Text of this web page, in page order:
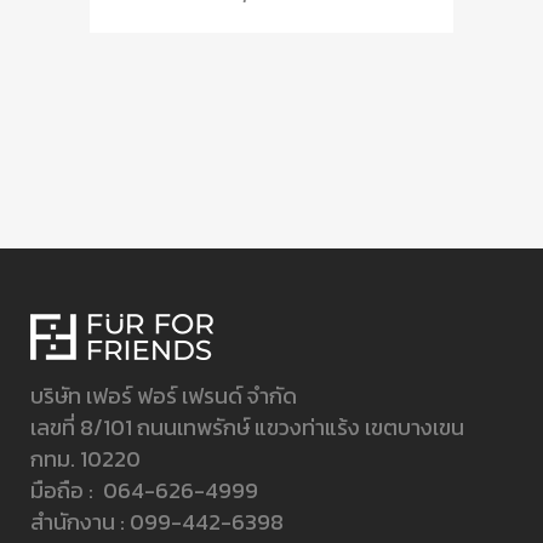
บริษัท เฟอร์ ฟอร์ เฟรนด์ จำกัด
เลขที่ 8/101 ถนนเทพรักษ์ แขวงท่าแร้ง เขตบางเขน
กทม. 10220
มือถือ : 064-626-4999
สำนักงาน : 099-442-6398